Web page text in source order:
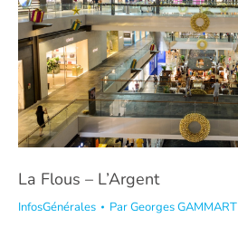
La Flous – L’Argent
InfosGénérales ParGeorges GAMMART